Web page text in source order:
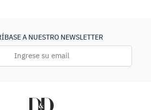
A NUESTRO NEWSLETTER